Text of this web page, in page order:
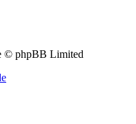
© phpBB Limited